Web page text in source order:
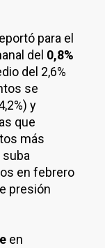
para el
del 0,8%
del 2,6%
se
y
que
más
en febrero
presión
en